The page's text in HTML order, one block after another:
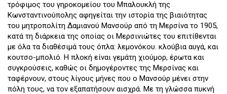
τρόφιμος του γηροκομείου του Μπαλουκλή της
Κωνσταντινούπολης αφηγείται την ιστορία της βιαιότητας
του μητροπολίτη Δαμιανού Μανσούρ από τη Μερσίνα το 1905,
κατά τη διάρκεια της οποίας οι Μερσινιώτες του επιτίθενται
με όλα τα διαθέσιμά τους όπλα: λεμονόκου. κλούβια αυγά, και
κουτσο-μπολιό. Η πλοκή είναι γεμάτη χιούμορ, έρωτα και
συγκρούσεις, καθώς οι δημογέροντες της Μερσίνας και
ταφέρνουν, στους λίγους μήνες που ο Μανσούρ μένει στην
πόλη τους, να τον εξαπατήσουν αισχρά. Με τη γλώσσα πυκνή